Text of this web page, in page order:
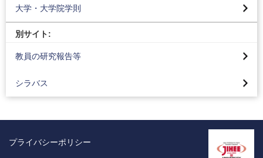
大学・大学院学則
大学院学則
別サイト:
教員の研究報告等
シラバス
プライバシーポリシー